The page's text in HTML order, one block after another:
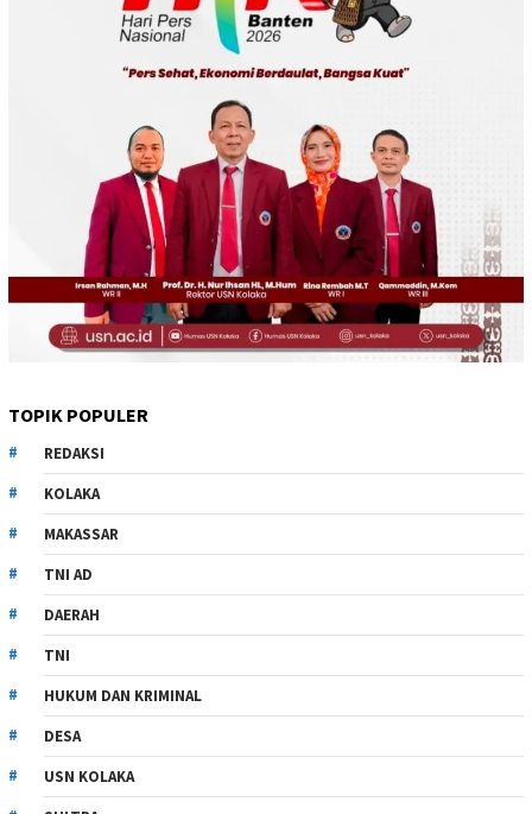
TOPIK POPULER
REDAKSI
KOLAKA
MAKASSAR
TNI AD
DAERAH
TNI
HUKUM DAN KRIMINAL
DESA
USN KOLAKA